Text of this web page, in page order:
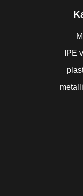
IPE